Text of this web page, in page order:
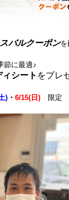
バルクーポンを
節に最適♪
シート をプレ
)・ 6/15(日) 限定